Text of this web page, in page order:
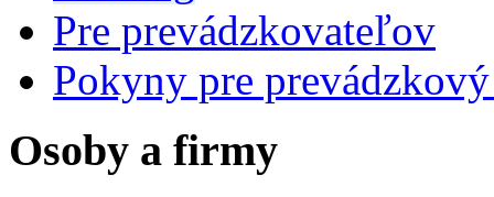
Pre prevádzkovateľov
Pokyny pre
Osoby a firmy